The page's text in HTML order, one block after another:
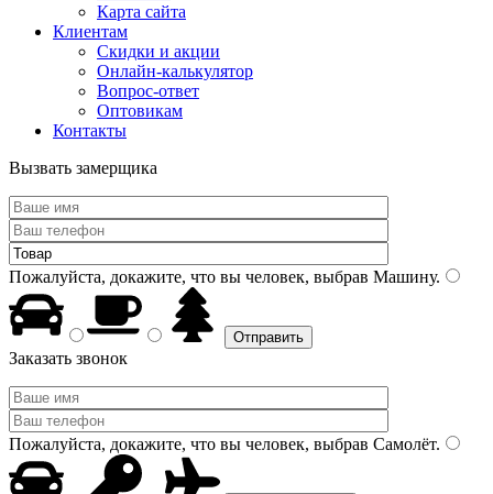
Карта сайта
Клиентам
Скидки и акции
Онлайн-калькулятор
Вопрос-ответ
Оптовикам
Контакты
Вызвать замерщика
Пожалуйста, докажите, что вы человек, выбрав Машину.
Заказать звонок
Пожалуйста, докажите, что вы человек, выбрав Самолёт.